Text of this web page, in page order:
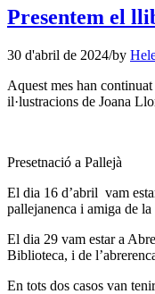
Presentem el
30 d'abril de 2024/by
Aquest mes han
il·lustracions de Joana
Presetnació a Pallejà
El dia 16 d’abril vam
pallejanenca i amiga de
El dia 29 vam estar a
Biblioteca, i de
En tots dos casos van